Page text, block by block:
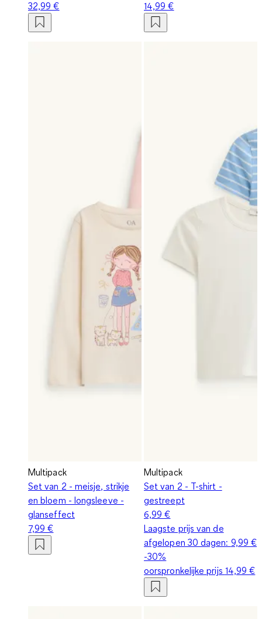
32,99 € 14,99 €
Multipack
Set van 2 - meisje, strikje
en bloem - longsleeve -
glanseffect
7,99 €
Multipack
Set van 2 - T-shirt -
gestreept
6,99 €
Laagste prijs van de
afgelopen 30 dagen: 9,99 €
-30%
oorspronkelijke prijs 14,99 €